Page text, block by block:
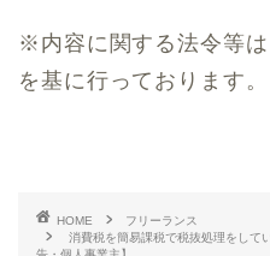
※内容に関する法令等
を基に行っております。
HOME
フリーランス
消費税を簡易課税で税抜処理をして